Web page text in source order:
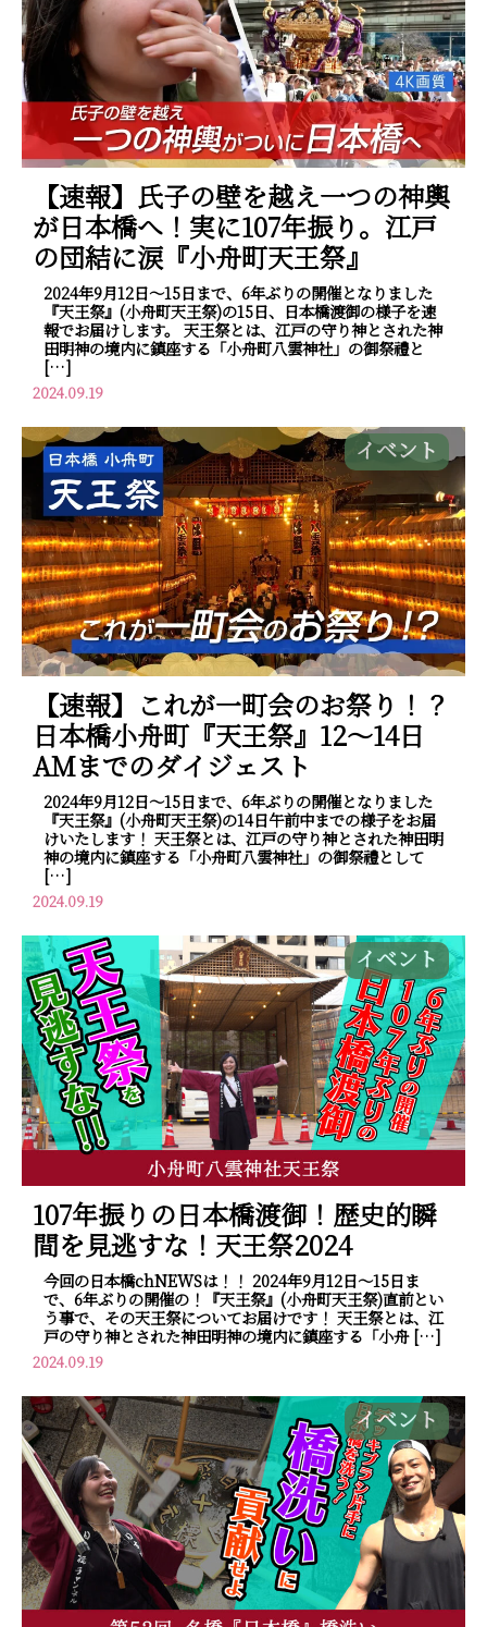
【速報】氏子の壁を越え一つの神輿
が日本橋へ！実に107年振り。江戸
の団結に涙『小舟町天王祭』
2024年9月12日～15日まで、6年ぶりの開催となりました
『天王祭』(小舟町天王祭)の15日、日本橋渡御の様子を速
報でお届けします。 天王祭とは、江戸の守り神とされた神
田明神の境内に鎮座する「小舟町八雲神社」の御祭禮と
[…]
2024.09.19
イベント
【速報】これが一町会のお祭り！？
日本橋小舟町『天王祭』12～14日
AMまでのダイジェスト
2024年9月12日～15日まで、6年ぶりの開催となりました
『天王祭』(小舟町天王祭)の14日午前中までの様子をお届
けいたします！ 天王祭とは、江戸の守り神とされた神田明
神の境内に鎮座する「小舟町八雲神社」の御祭禮として
[…]
2024.09.19
イベント
107年振りの日本橋渡御！歴史的瞬
間を見逃すな！天王祭2024
今回の日本橋chNEWSは！！ 2024年9月12日～15日ま
で、6年ぶりの開催の！『天王祭』(小舟町天王祭)直前とい
う事で、その天王祭についてお届けです！ 天王祭とは、江
戸の守り神とされた神田明神の境内に鎮座する「小舟 […]
2024.09.19
イベント